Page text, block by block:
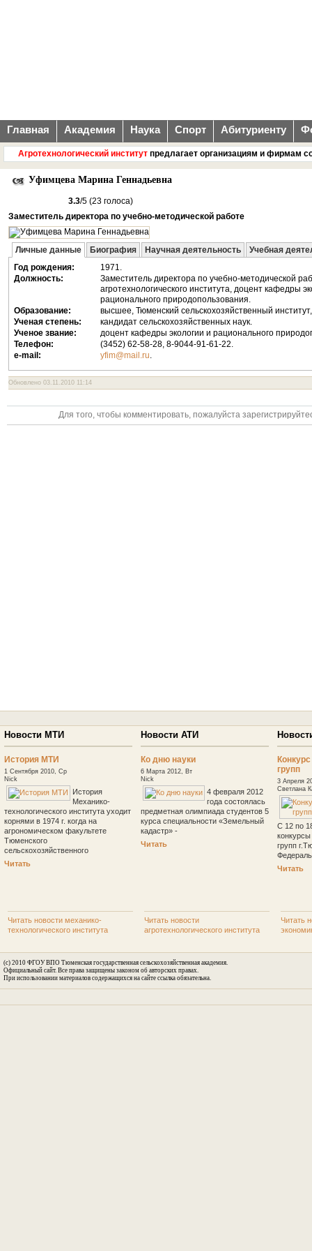
Главная Академия Наука Спорт Абитуриенту
Агротехнологический институтпредлагает организациям и фирмам
Уфимцева Марина Геннадьевна
3.3/5 (23 голоса)
Заместитель директора по учебно-методической работе
Личные данные Биография Научная деятельность
Учебная
Год рождения:
1971.
Долж­ность:
Заместитель директора по учебно-методической
агротехнологического института, доцент кафедры
рационального природопользования.
Об­ра­зо­ва­ние:
выс­шее, Тюменский сельскохозяйственный
Уче­ная сте­пень:
кандидат сельскохозяйственных наук.
Уче­ное звание:
доцент кафедры экологии и рационального
Телефон:
(3452) 62-58-28, 8-9044-91-61-22.
e-mail:
yfim@mail.ru.
Обновлено 03.11.2010 11:14
Для того, чтобы комментировать, пожалуйста
Новости МТИ
История МТИ
1 Сентября 2010, Ср
Nick
История
Механико-
технологического института уходит
корнями в 1974 г. когда на
агрономическом факультете
Тюменского
сельскохозяйственного
Читать
Новости АТИ
Ко дню науки
6 Марта 2012, Вт
Nick
4 февраля 2012
года состоялась
предметная олимпиада студентов 5
курса специальности «Земельный
кадастр» -
Читать
групп
3 Апреля
Светлана
С 12 по
групп
Читать
Читать новости механико-
технологического института
Читать новости
агротехнологического института
Читать
(c) 2010 ФГОУ ВПО Тюменская государственная сельскохозяйственная академия.
Официальный сайт. Все права защищены законом об авторских правах.
При использовании материалов содержащихся на сайте ссылка обязательна.